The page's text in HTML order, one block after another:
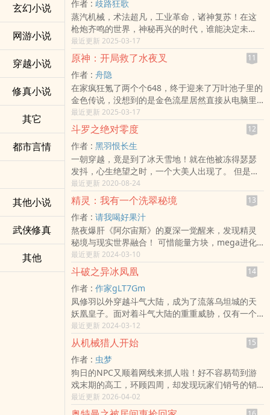
玄幻小说
网游小说
穿越小说
修真小说
其它
都市言情
其他小说
武侠修真
其他
诚：只要目标是个坏人，那么我就是个好人！咳，
生存嘛，不寒碜！ 于是N年后，酒厂莫名多了一瓶
疯狂刷酒厂成员好感，暗地里却绞尽脑汁背刺他们
的假酒。 一瓶名为Nikolaschka（尼古拉斯）的假
酒。 ~~~ 琴酒：“伏特加，这场游戏结束了。但现在
我们需要再享受一场游戏，一场猫抓老鼠的游戏。”
说完，琴酒咧开嘴角，冷厉的目光扫过了酒厂的一
群骨干，最后定格在了黑麦威士忌身上。 赤井秀
一：Σ⊙▃⊙川 伏特加：“大哥，你是说...” 在伏特加
震惊不已的表情下，遭遇琴酒信任危机，转手就卖
了赤井秀一的小山诚内心轻笑：抱歉，但死道友不
南、ReLIFE 重返17岁、蜡笔小新、碧蓝之海。
本站提示：各位书友要是觉得《柯学：混在蜡笔小
新的假酒》还不错的话请不要忘记向您QQ群和微博
里的朋友推荐哦！
作者 : 歧路狂歌
蒸汽机械，术法超凡，工业革命，诸神复苏！在这
枪炮齐鸣的世界，神秘再兴的时代，谁能决定未
来？ 我带着游戏系统醒来，走进凡与超凡争鸣的浪
潮。这是一段剑起浮萍，起于微末的传奇。 ps:本书
书友群1063614493已经建立，欢迎读者加入
本站提示：各位书友要是觉得《超凡信条》还不错
的话请不要忘记向您QQ群和微博里的朋友推荐哦！
最近更新 2025-03-17
原神：开局救了水夜叉 11
作者 : 舟隐
在家疯狂氪了两个个648，终于迎来了万叶池子里的
金色传说，没想到的是金色流星居然直接从电脑里
飞了出来砸到了许诺。 随后许诺就穿越了原神世
界，到了魔神战争之后岩夜叉与水夜叉受业障侵蚀
自相残杀之际，许诺用尽系统穿越的最后一点力量
清除了火夜叉身上的业障，此后大陆上就出现了一
个流浪四方的旅人。 水夜叉说......：“他是落在我生
命里的一束光。”钟离说：“他是个很有意思的人，竟
能抵挡磨损的侵蚀。”巴巴托斯说：“他和我很像，自
由烂漫，诶嘿！”雷电影说：“他和我追寻的永恒……
唔，有相似之处……”【展开】【收起】
本站提示：各位书友要是觉得《原神：开局救了水
夜叉》还不错的话请不要忘记向您QQ群和微博里的
朋友推荐哦！
最近更新 2025-03-17
斗罗之绝对零度 12
作者 : 黑羽恨长生
一朝穿越，竟是到了冰天雪地！就在他被冻得瑟瑟
发抖，心生绝望之时，一个大美人出现了。 但是当
苏奕总感觉她看自己的眼神怪怪的……咳咳，诸天之
旅，从斗罗开始。
本站提示：各位书友要是觉得《斗罗之绝对零度》
还不错的话请不要忘记向您QQ群和微博里的朋友推
荐哦！
最近更新 2020-08-24
精灵：我有一个洗翠秘境 13
作者 : 请我喝好果汁
熬夜爆肝《阿尔宙斯》的夏深一觉醒来，发现精灵
秘境与现实世界融合！ 可惜能量方块，mega进化
这些穿越者前辈发家致富的路数都已完善。 夏深只
好从switch连接的“洗翠秘境”，开始自己平平无奇的
训练家生涯。 —————— “为什么你的索罗亚克
毛发是紫色的？” “小精灵不懂事自己染着玩的。”
“为什么你的圈圈熊还能再进化啊！” “可能我们的羁
绊太深厚了吧...” “你的风速狗怎么长的和别人的不一
样啊？” “我朋友送的，关你什么事？” …… “等等，这
个精灵...应该是银伴战兽吧......” “是银伴战兽对
吧？！” 夏深微笑：“阿尔宙斯，使用制裁光砾！”
———— 主成长，羁绊，战斗。初始精灵圆陆鲨
本站提示：各位书友要是觉得《精灵：我有一个洗
翠秘境》还不错的话请不要忘记向您QQ群和微博里
的朋友推荐哦！
最近更新 2024-03-10
斗破之异冰凤凰 14
作者 : 作家gLT7Gm
凤修羽以外穿越斗气大陆，成为了流落乌坦城的天
妖凰皇子。面对着斗气大陆的重重威胁，仅有一个
不那么靠谱的系统的他将如何一步步成长，带领天
妖凰族走向大陆的顶峰呢？ 男主和萧炎是朋友关
系，有挺多剧情会是两人一起经历的。男主是收集
异冰的！
本站提示：各位书友要是觉得《斗破之异冰凤凰》
还不错的话请不要忘记向您QQ群和微博里的朋友推
荐哦！
最近更新 2024-03-12
从机械猎人开始 15
作者 : 虫梦
狗日的NPC又顺着网线来抓人啦！好不容易苟到游
戏末期的高工，环顾四周，却发现玩家们销号的销
号，死机的死机，能下线都要烧高香了。 ‘不死奴
隶’‘生物电池’‘可再生铁皮罐头’‘无限手办’才是绝大多
最近更新 2026-04-02